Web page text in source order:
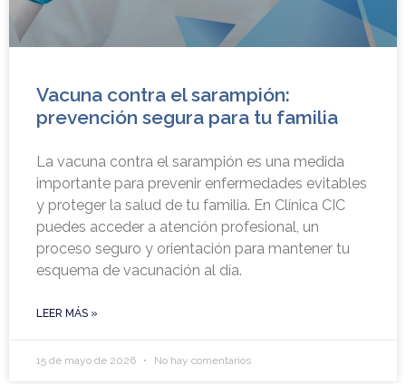
Vacuna contra el sarampión:
prevención segura para tu familia
La vacuna contra el sarampión es una medida
importante para prevenir enfermedades evitables
y proteger la salud de tu familia. En Clínica CIC
puedes acceder a atención profesional, un
proceso seguro y orientación para mantener tu
esquema de vacunación al día.
LEER MÁS »
15 de mayo de 2026 No hay comentarios